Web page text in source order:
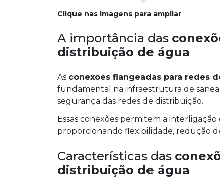
Clique nas imagens para ampliar
A importância das
distribuição de água
As conexões flangeadas para redes
fundamental na infraestrutura de
segurança das redes de distribuição.
Essas conexões permitem a
proporcionando flexibilidade, redução
Características das
distribuição de água